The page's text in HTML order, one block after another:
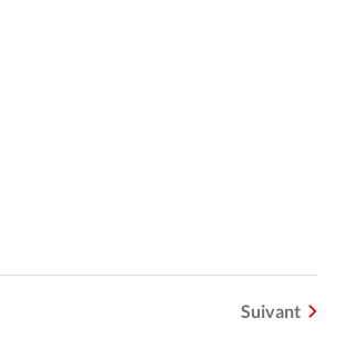
Suivant